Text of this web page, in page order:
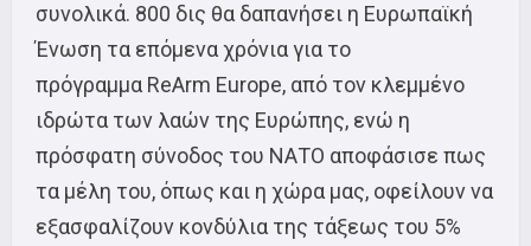
συνολικά. 800 δις θα δαπανήσει η Ευρωπαϊκή
Ένωση τα επόμενα χρόνια για το
πρόγραμμα ReArm Europe, από τον κλεμμένο
ιδρώτα των λαών της Ευρώπης, ενώ η
πρόσφατη σύνοδος του ΝΑΤΟ αποφάσισε πως
τα μέλη του, όπως και η χώρα μας, οφείλουν να
εξασφαλίζουν κονδύλια της τάξεως του 5%